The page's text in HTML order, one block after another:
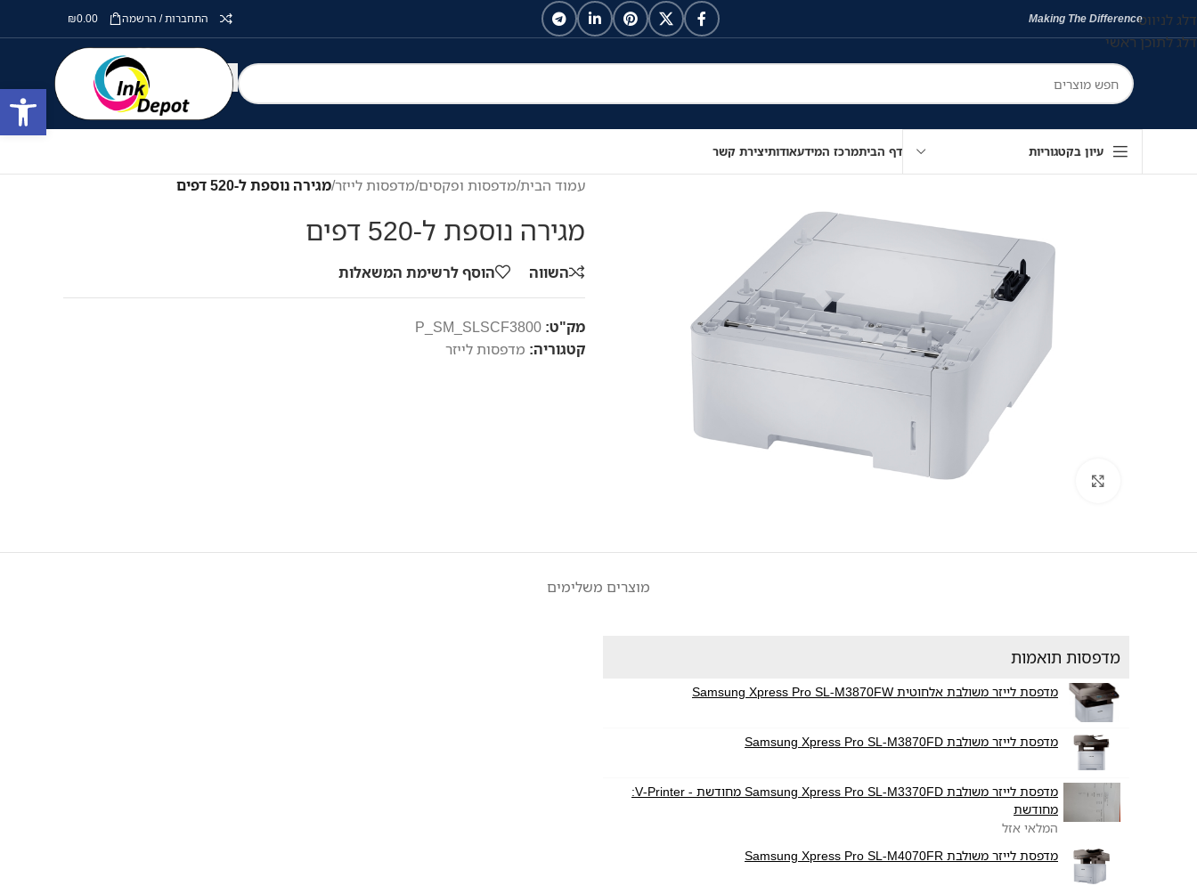
דלג לניווט
דלג לתוכן ראשי
Making The Difference התחברות / הרשמה ₪0.00
עיון בקטגוריות דף הביתמרכז המידעאודותיצירת קשר
עמוד הבית/מדפסות ופקסים/מדפסות לייזר/מגירה נוספת ל-520 דפים
מגירה נוספת ל-520 דפים
השווה הוסף לרשימת המשאלות
מק"ט: P_SM_SLSCF3800
קטגוריה: מדפסות לייזר
מוצרים משלימים
מדפסות תואמות
מדפסת לייזר משולבת אלחוטית Samsung Xpress Pro SL-M3870FW
מדפסת לייזר משולבת Samsung Xpress Pro SL-M3870FD
מדפסת לייזר משולבת Samsung Xpress Pro SL-M3370FD מחודשת - V-Printer:
מחודשת
המלאי אזל
מדפסת לייזר משולבת Samsung Xpress Pro SL-M4070FR
פתח